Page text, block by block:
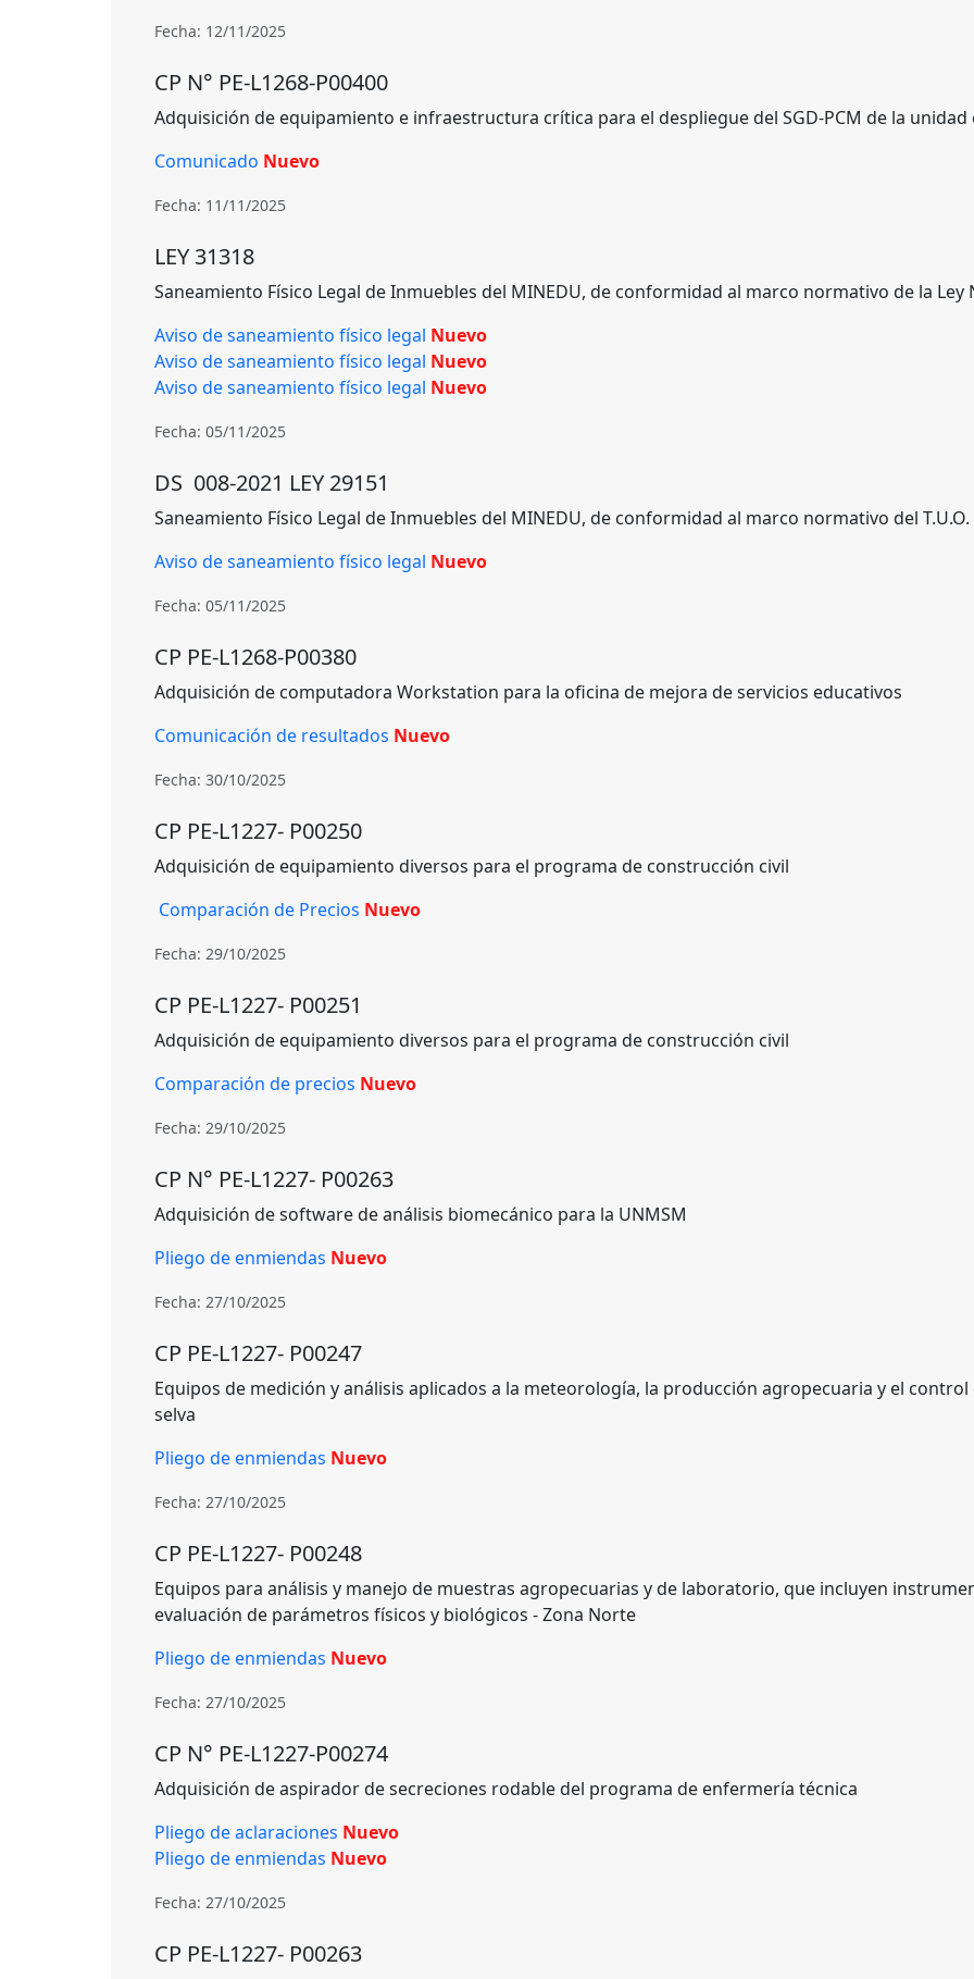
Fecha: 12/11/2025
CP N° PE-L1268-P00400
Adquisición de equipamiento e infraestructura crítica para el despliegue del SGD-PCM de la unidad
Comunicado Nuevo
Fecha: 11/11/2025
LEY 31318
Saneamiento Físico Legal de Inmuebles del MINEDU, de conformidad al marco normativo de la Ley
Aviso de saneamiento físico legal Nuevo
Aviso de saneamiento físico legal Nuevo
Aviso de saneamiento físico legal Nuevo
Fecha: 05/11/2025
DS 008-2021 LEY 29151
Saneamiento Físico Legal de Inmuebles del MINEDU, de conformidad al marco normativo del T.U.O.
Aviso de saneamiento físico legal Nuevo
Fecha: 05/11/2025
CP PE-L1268-P00380
Adquisición de computadora Workstation para la oficina de mejora de servicios educativos
Comunicación de resultados Nuevo
Fecha: 30/10/2025
CP PE-L1227- P00250
Adquisición de equipamiento diversos para el programa de construcción civil
Comparación de Precios Nuevo
Fecha: 29/10/2025
CP PE-L1227- P00251
Adquisición de equipamiento diversos para el programa de construcción civil
Comparación de precios Nuevo
Fecha: 29/10/2025
CP N° PE-L1227- P00263
Adquisición de software de análisis biomecánico para la UNMSM
Pliego de enmiendas Nuevo
Fecha: 27/10/2025
CP PE-L1227- P00247
Equipos de medición y análisis aplicados a la meteorología, la producción agropecuaria y el control
selva
Pliego de enmiendas Nuevo
Fecha: 27/10/2025
CP PE-L1227- P00248
Equipos para análisis y manejo de muestras agropecuarias y de laboratorio, que incluyen
evaluación de parámetros físicos y biológicos - Zona Norte
Pliego de enmiendas Nuevo
Fecha: 27/10/2025
CP N° PE-L1227-P00274
Adquisición de aspirador de secreciones rodable del programa de enfermería técnica
Pliego de aclaraciones Nuevo
Pliego de enmiendas Nuevo
Fecha: 27/10/2025
CP PE-L1227- P00263